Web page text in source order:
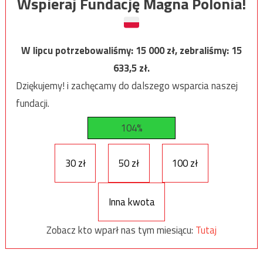
W lipcu potrzebowaliśmy:15 000zł, zebraliśmy:15
633,5zł.
Dziękujemy! i zachęcamy do dalszego wsparcia naszej
fundacji.
104%
30 zł 50 zł 100 zł
Inna kwota
Zobacz kto wparł nas tym miesiącu: Tutaj